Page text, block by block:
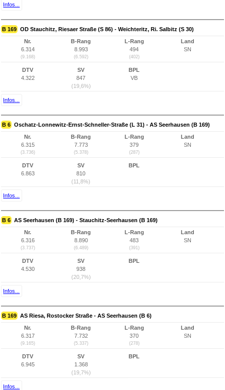
Infos...
B 169 OD Stauchitz, Riesaer Straße (S 86) - Weichteritz, Ri. Salbitz (S 30)
Nr.
6.314
(9.168)
B-Rang
8.993
(6.592)
L-Rang
494
(402)
Land
SN
DTV
4.322
SV
847
(19,6%)
BPL
VB
Infos...
B 6 Oschatz-Lonnewitz-Ernst-Schneller-Straße (L 31) - AS Seerhausen (B 169)
Nr.
6.315
(3.736)
B-Rang
7.773
(5.378)
L-Rang
379
(287)
Land
SN
DTV
6.863
SV
810
(11,8%)
BPL
Infos...
B 6 AS Seerhausen (B 169) - Stauchitz-Seerhausen (B 169)
Nr.
6.316
(3.737)
B-Rang
8.890
(6.489)
L-Rang
483
(391)
Land
SN
DTV
4.530
SV
938
(20,7%)
BPL
Infos...
B 169 AS Riesa, Rostocker Straße - AS Seerhausen (B 6)
Nr.
6.317
(9.165)
B-Rang
7.732
(5.337)
L-Rang
370
(278)
Land
SN
DTV
6.945
SV
1.368
(19,7%)
BPL
Infos...